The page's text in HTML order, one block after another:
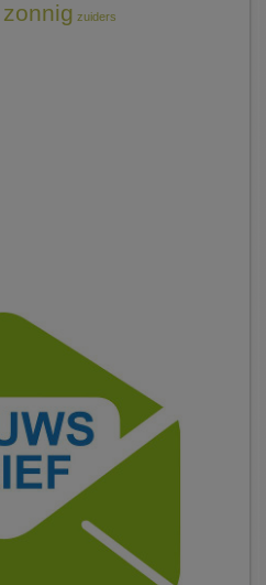
zonnig zuiders